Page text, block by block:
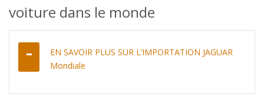
voiture dans le monde
EN SAVOIR PLUS SUR L’IMPORTATION JAGUAR
Mondiale